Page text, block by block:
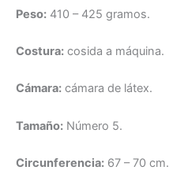
Peso: 410 – 425 gramos.
Costura: cosida a máquina.
Cámara: cámara de látex.
Tamaño: Número 5.
Circunferencia: 67 – 70 cm.